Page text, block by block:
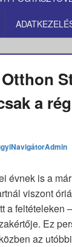
a
évnek is a
viszont
a feltételeken
Ez
az